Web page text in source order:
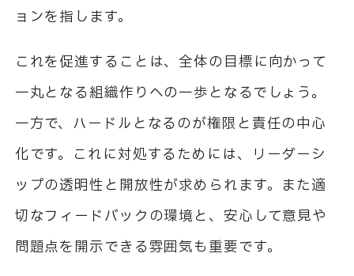
ョンを指します。
これを促進することは、全体の目標に向かって
一丸となる組織作りへの一歩となるでしょう。
一方で、ハードルとなるのが権限と責任の中心
化です。これに対処するためには、リーダーシ
ップの透明性と開放性が求められます。また適
切なフィードバックの環境と、安心して意見や
問題点を開示できる雰囲気も重要です。